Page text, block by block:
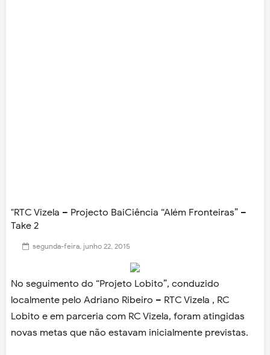
"RTC Vizela – Projecto BaiCiência “Além Fronteiras” –
Take 2
segunda-feira, junho 22, 2015
No seguimento do “Projeto Lobito”, conduzido
localmente pelo Adriano Ribeiro – RTC Vizela , RC
Lobito e em parceria com RC Vizela, foram atingidas
novas metas que não estavam inicialmente previstas.